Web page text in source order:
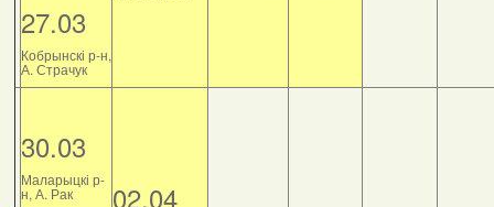
27.03
Кобрынскі р-н,
А. Страчук
30.03
Маларыцкі р-
н, А. Рак 02.04